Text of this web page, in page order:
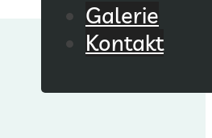
Galerie
Kontakt